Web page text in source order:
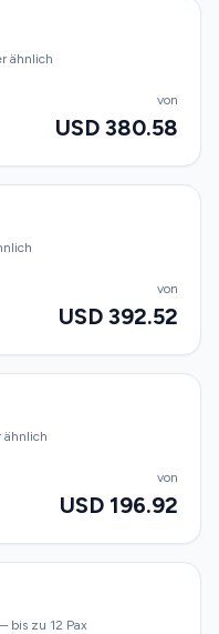
ähnlich
von
USD 380.58
von
USD 392.52
ähnlich
von
USD 196.92
bis zu 12 Pax